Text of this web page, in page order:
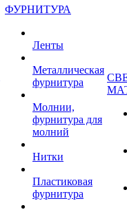
ФУРНИТУРА
Ленты
Металлическая
фурнитура
Молнии,
фурнитура для
молний
Нитки
Пластиковая
фурнитура